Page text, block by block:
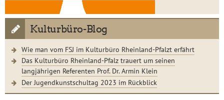
Kulturbüro-Blog
Wie man vom FSJ im Kulturbüro Rheinland-Pfalzt erfährt
Das Kulturbüro Rheinland-Pfalz trauert um seinen
langjährigen Referenten Prof. Dr. Armin Klein
Der Jugendkunstschultag 2023 im Rückblick